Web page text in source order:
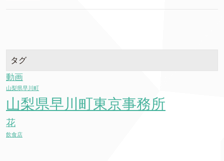
タグ
動画
山梨県早川町
山梨県早川町東京事務所
花
飲食店